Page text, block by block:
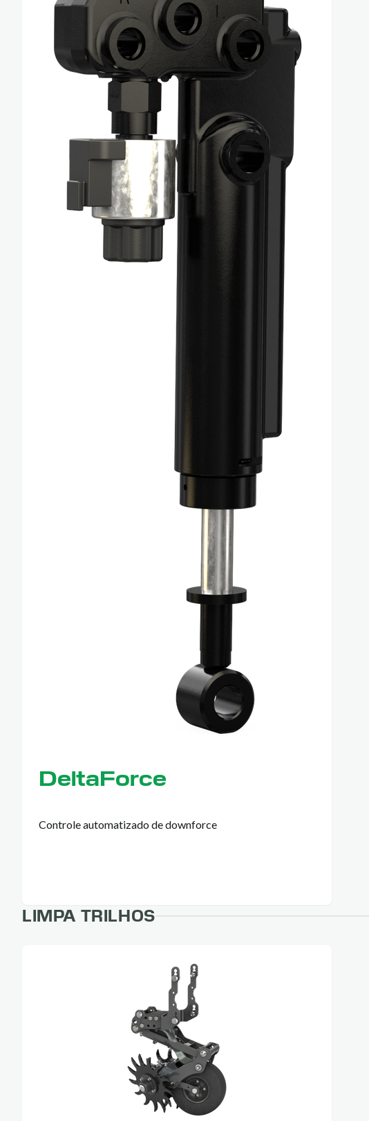
DeltaForce
Controle automatizado de downforce
LIMPA TRILHOS